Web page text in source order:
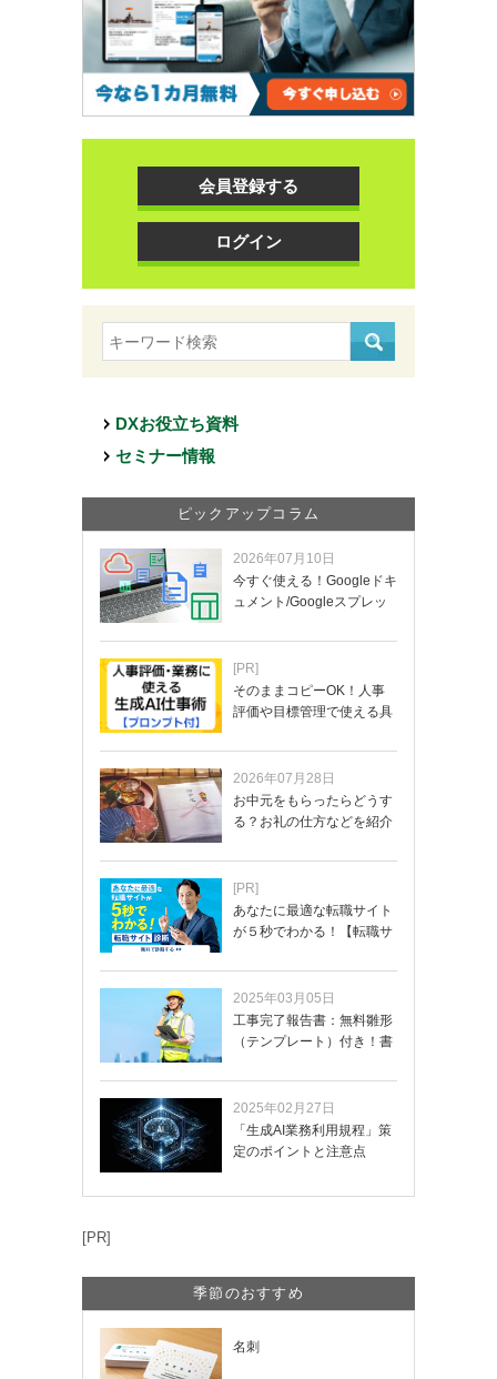
会員登録する
ログイン
DXお役立ち資料
セミナー情報
ピックアップコラム
2026年07月10日
今すぐ使える！Googleドキ
ュメント/Googleスプレッ
[PR]
そのままコピーOK！人事
評価や目標管理で使える具
2026年07月28日
お中元をもらったらどうす
る？お礼の仕方などを紹介
[PR]
あなたに最適な転職サイト
が５秒でわかる！【転職サ
2025年03月05日
工事完了報告書：無料雛形
（テンプレート）付き！書
2025年02月27日
「生成AI業務利用規程」策
定のポイントと注意点
[PR]
季節のおすすめ
名刺